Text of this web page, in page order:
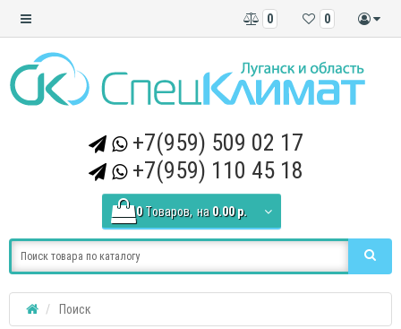
0
0
+7(959) 509 02 17
+7(959) 110 45 18
0 Tоваров, на 0.00 р.
Поиск